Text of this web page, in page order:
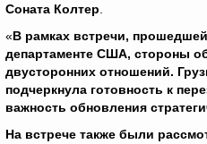
Соната Колтер
«В рамках встречи,
департаменте США, стороны
двусторонних отношений.
подчеркнула готовность к
важность обновления
На встрече также были